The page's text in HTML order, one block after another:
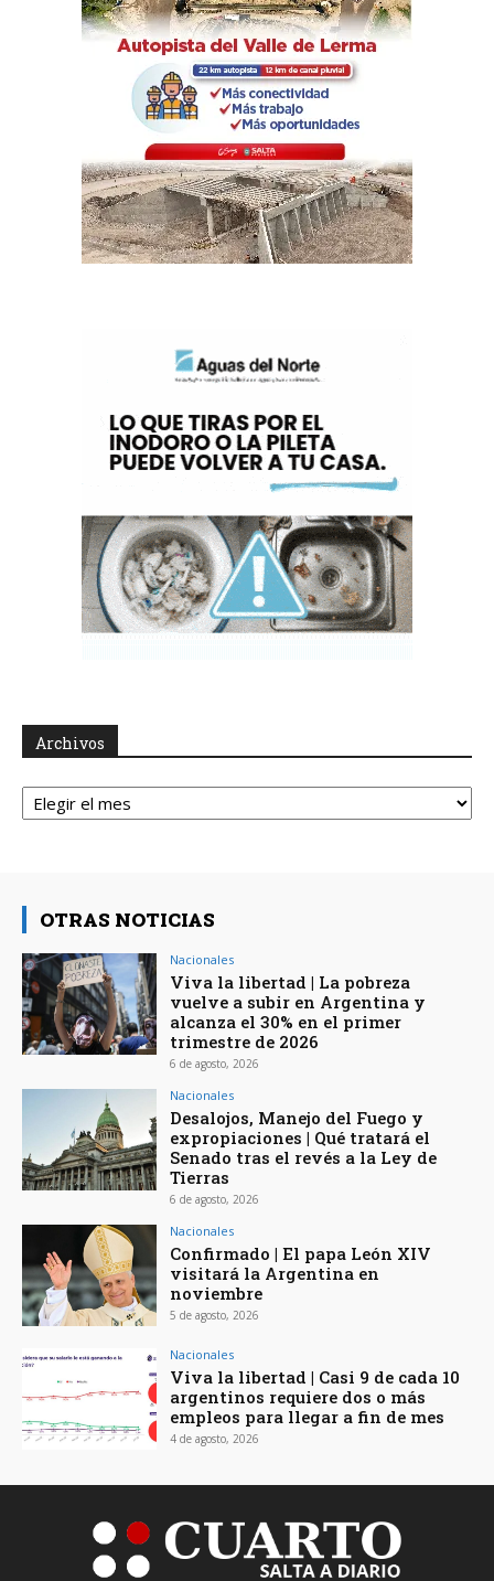
Archivos
Archivos
OTRAS NOTICIAS
Nacionales
Viva la libertad | La pobreza
vuelve a subir en Argentina y
alcanza el 30% en el primer
trimestre de 2026
6 de agosto, 2026
Nacionales
Desalojos, Manejo del Fuego y
expropiaciones | Qué tratará el
Senado tras el revés a la Ley de
Tierras
6 de agosto, 2026
Nacionales
Confirmado | El papa León XIV
visitará la Argentina en
noviembre
5 de agosto, 2026
Nacionales
Viva la libertad | Casi 9 de cada 10
argentinos requiere dos o más
empleos para llegar a fin de mes
4 de agosto, 2026